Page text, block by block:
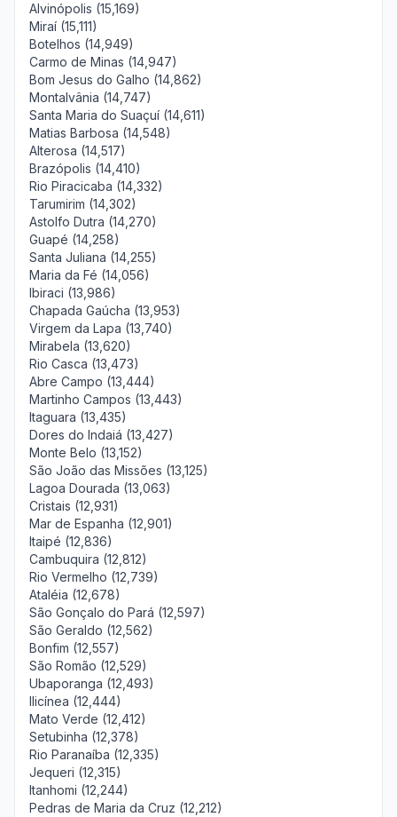
Alvinópolis (15,169)
Miraí (15,111)
Botelhos (14,949)
Carmo de Minas (14,947)
Bom Jesus do Galho (14,862)
Montalvânia (14,747)
Santa Maria do Suaçuí (14,611)
Matias Barbosa (14,548)
Alterosa (14,517)
Brazópolis (14,410)
Rio Piracicaba (14,332)
Tarumirim (14,302)
Astolfo Dutra (14,270)
Guapé (14,258)
Santa Juliana (14,255)
Maria da Fé (14,056)
Ibiraci (13,986)
Chapada Gaúcha (13,953)
Virgem da Lapa (13,740)
Mirabela (13,620)
Rio Casca (13,473)
Abre Campo (13,444)
Martinho Campos (13,443)
Itaguara (13,435)
Dores do Indaiá (13,427)
Monte Belo (13,152)
São João das Missões (13,125)
Lagoa Dourada (13,063)
Cristais (12,931)
Mar de Espanha (12,901)
Itaipé (12,836)
Cambuquira (12,812)
Rio Vermelho (12,739)
Ataléia (12,678)
São Gonçalo do Pará (12,597)
São Geraldo (12,562)
Bonfim (12,557)
São Romão (12,529)
Ubaporanga (12,493)
Ilicínea (12,444)
Mato Verde (12,412)
Setubinha (12,378)
Rio Paranaíba (12,335)
Jequeri (12,315)
Itanhomi (12,244)
Pedras de Maria da Cruz (12,212)